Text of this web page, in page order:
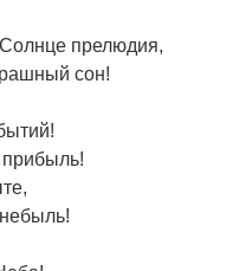
прелюдия,
сон!